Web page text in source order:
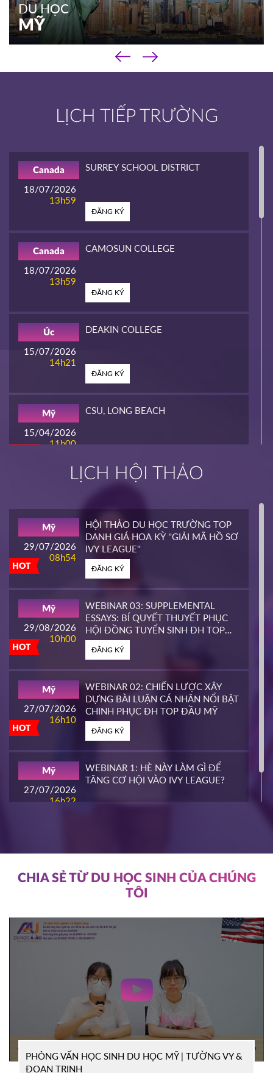
Chương trình cao đẳng
Kinh nghiệm du học
XEM THÊM
DU HỌC
MỸ
‹
›
LỊCH TIẾP TRƯỜNG
18/07/2026
13h59
Canada SURREY SCHOOL DISTRICT
ĐĂNG KÝ
18/07/2026
13h59
Canada CAMOSUN COLLEGE
ĐĂNG KÝ
15/07/2026
14h21
Úc DEAKIN COLLEGE
ĐĂNG KÝ
15/04/2026
11h00
Mỹ CSU, LONG BEACH
14h00
ĐĂNG KÝ
10h00
CALIFORNIA STATE UNIVERSITY,
ĐĂNG KÝ
14h00
PIERCE COLLEGE
ĐĂNG KÝ
16h00
WHATCOM COMMUNITY COLLEGE
ĐĂNG KÝ
HOT
10/03/2026
14h00
SOUTHEAST MISSOURI STATE
ĐĂNG KÝ
WRIGHT STATE UNIVERISTY
ĐĂNG KÝ
Canada TỔ CHỨC ICEAP
LỊCH HỘI THẢO
HOT
29/07/2026
08h54
Mỹ
HỘI THẢO DU HỌC TRƯỜNG TOP
DANH GIÁ HOA KỲ ''GIẢI MÃ HỒ SƠ
IVY LEAGUE''
ĐĂNG KÝ
HOT
29/08/2026
10h00
Mỹ
WEBINAR 03: SUPPLEMENTAL
ESSAYS: BÍ QUYẾT THUYẾT PHỤC
HỘI ĐỒNG TUYỂN SINH ĐH TOP
ĐẦU MỸ
ĐĂNG KÝ
HOT
27/07/2026
16h10
Mỹ
WEBINAR 02: CHIẾN LƯỢC XÂY
DỰNG BÀI LUẬN CÁ NHÂN NỔI BẬT
CHINH PHỤC ĐH TOP ĐẦU MỸ
ĐĂNG KÝ
27/07/2026
16h22
Mỹ
WEBINAR 1: HÈ NÀY LÀM GÌ ĐỂ
TĂNG CƠ HỘI VÀO IVY LEAGUE?
CHIA SẺ TỪ DU HỌC SINH CỦA CHÚNG
TÔI
PHỎNG VẤN HỌC SINH DU HỌC MỸ | TƯỜNG VY &
ĐOAN TRINH